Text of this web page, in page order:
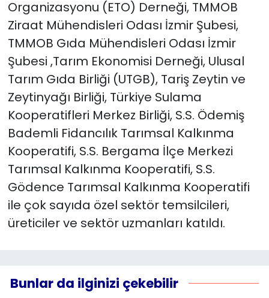
Organizasyonu (ETO) Derneği, TMMOB
Ziraat Mühendisleri Odası İzmir Şubesi,
TMMOB Gıda Mühendisleri Odası İzmir
Şubesi ,Tarım Ekonomisi Derneği, Ulusal
Tarım Gıda Birliği (UTGB), Tariş Zeytin ve
Zeytinyağı Birliği, Türkiye Sulama
Kooperatifleri Merkez Birliği, S.S. Ödemiş
Bademli Fidancılık Tarımsal Kalkınma
Kooperatifi, S.S. Bergama İlçe Merkezi
Tarımsal Kalkınma Kooperatifi, S.S.
Gödence Tarımsal Kalkınma Kooperatifi
ile çok sayıda özel sektör temsilcileri,
üreticiler ve sektör uzmanları katıldı.
Bunlar da ilginizi çekebilir